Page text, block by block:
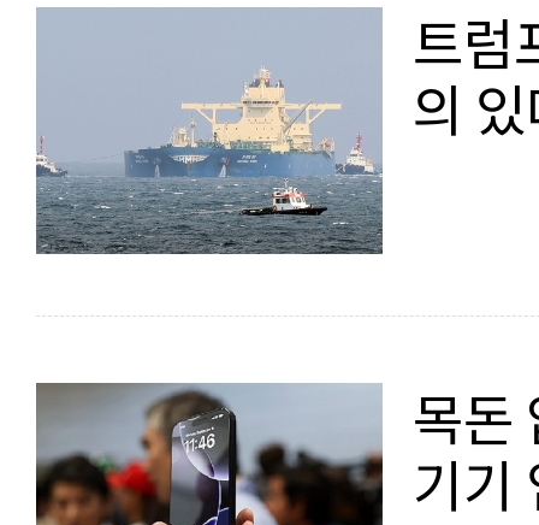
트럼
의
목돈
기기